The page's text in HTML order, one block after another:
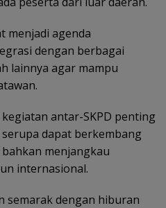
menjadi agenda
dengan berbagai
lainnya agar mampu
antar-SKPD penting
dapat berkembang
menjangkau
internasional.
semarak dengan hiburan